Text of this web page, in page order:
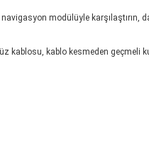
modülüyle karşılaştırın,
kablosu, kablo kesmeden geçmeli